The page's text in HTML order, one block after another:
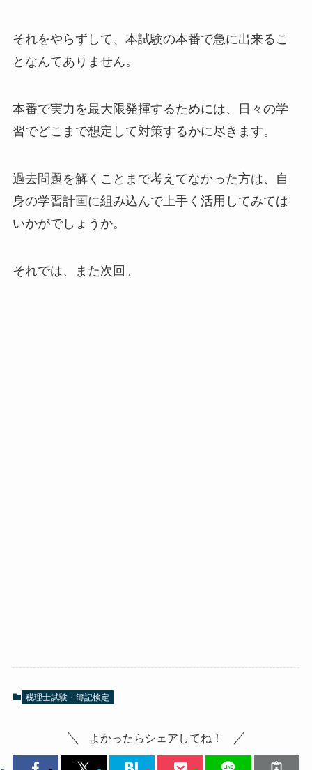
それをやらずして、本試験の本番で急に出来るこ
となんてありません。
本番で実力を最大限発揮するためには、日々の学
習でどこまで想定して対策するかに尽きます。
過去問題を解くことまで考えてなかった方は、自
身の学習計画に組み込んで上手く活用してみては
いかがでしょうか。
それでは、また次回。
税理士試験・簿記検定
よかったらシェアしてね！